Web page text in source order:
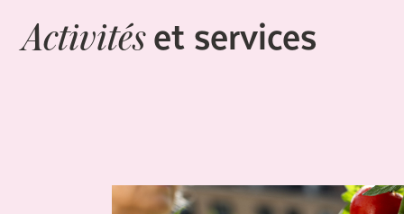
Activitéset services